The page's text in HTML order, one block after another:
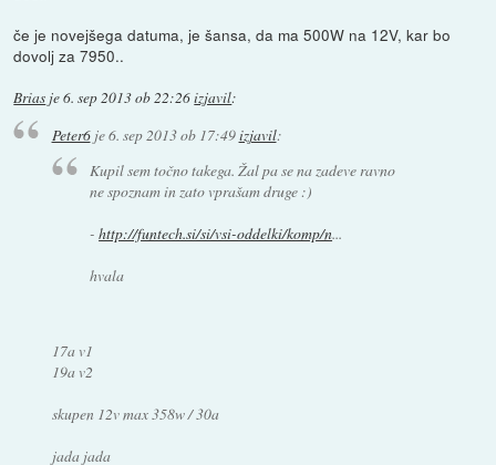
če je novejšega datuma, je šansa, da ma 500W na 12V, kar bo
dovolj za 7950..
Brias je6. sep 2013 ob 22:26izjavil:
Peter6je6. sep 2013 ob 17:49izjavil:
Kupil sem točno takega. Žal pa se na zadeve ravno
ne spoznam in zato vprašam druge :)
-http://funtech.si/si/vsi-oddelki/komp/n...
hvala
17a v1
19a v2
skupen 12v max 358w / 30a
jada jada